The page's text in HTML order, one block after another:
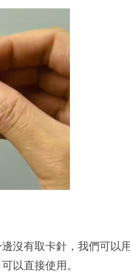
沒有取卡針，我們可以
以直接使用。